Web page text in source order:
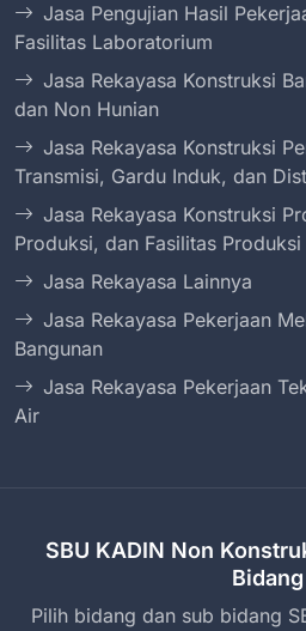
Jasa Pengujian Hasil
Fasilitas Laboratorium
Jasa Rekayasa Konstruksi
dan Non Hunian
Jasa Rekayasa Konstruksi
Transmisi, Gardu Induk, dan
Jasa Rekayasa Konstruksi
Produksi, dan Fasilitas Produksi
Jasa Rekayasa Lainnya
Jasa Rekayasa Pekerjaan
Bangunan
Jasa Rekayasa Pekerjaan
Air
SBU KADIN Non
Bidang
Pilih bidang dan sub bidang